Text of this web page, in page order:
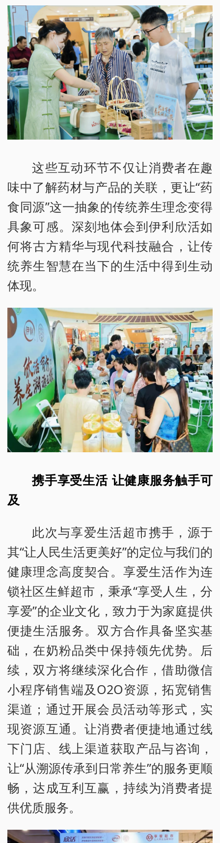
这些互动环节不仅让消费者在趣
味中了解药材与产品的关联，更让“药
食同源”这一抽象的传统养生理念变得
具象可感。深刻地体会到伊利欣活如
何将古方精华与现代科技融合，让传
统养生智慧在当下的生活中得到生动
体现。
携手享受生活 让健康服务触手可
及
此次与享爱生活超市携手，源于
其“让人民生活更美好”的定位与我们的
健康理念高度契合。享爱生活作为连
锁社区生鲜超市，秉承“享受人生，分
享爱”的企业文化，致力于为家庭提供
便捷生活服务。双方合作具备坚实基
础，在奶粉品类中保持领先优势。后
续，双方将继续深化合作，借助微信
小程序销售端及O2O资源，拓宽销售
渠道；通过开展会员活动等形式，实
现资源互通。让消费者便捷地通过线
下门店、线上渠道获取产品与咨询，
让“从溯源传承到日常养生”的服务更顺
畅，达成互利互赢，持续为消费者提
供优质服务。